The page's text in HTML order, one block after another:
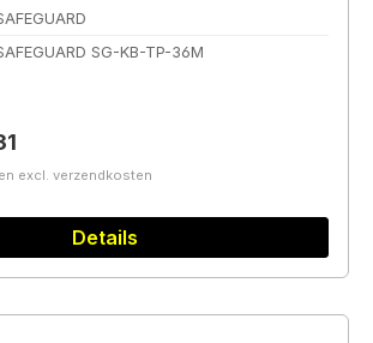
SG-KB-TP-36M
excl. verzendkosten
Details